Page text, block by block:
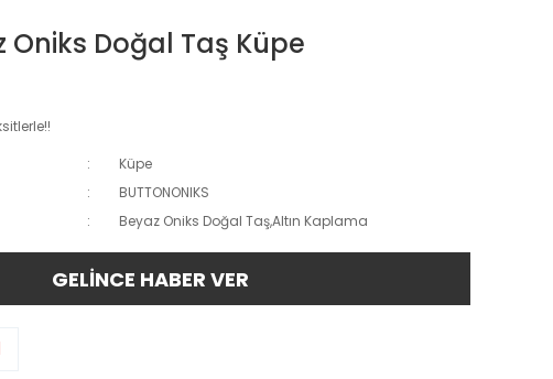
Oniks Doğal Taş Küpe
Küpe
BUTTONONIKS
Beyaz Oniks Doğal Taş,Altın Kaplama
GELİNCE HABER VER